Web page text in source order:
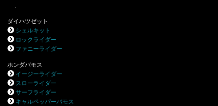
.
ダイハツゼット
シェルキット
ロックライダー
ファニーライダー
ホンダバモス
イージーライダー
スローライダー
サーフライダー
キャルペッパーバモス